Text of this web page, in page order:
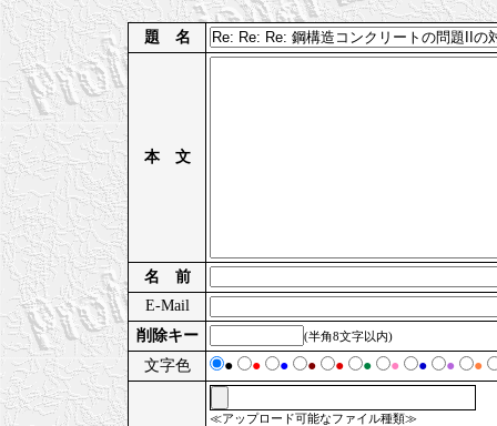
題 名
本 文
名 前
E-Mail
削除キー
(半角8文字以内)
文字色 ● ● ● ● ● ● ● ● ● ●
≪アップロード可能なファイル種類≫